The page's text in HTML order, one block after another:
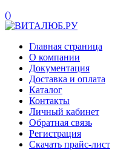
()
Главная страница
О компании
Документация
Доставка и оплата
Каталог
Контакты
Личный кабинет
Обратная связь
Регистрация
Скачать прайс-лист